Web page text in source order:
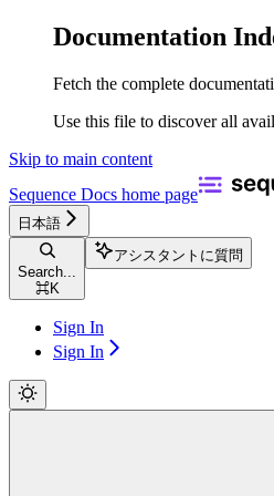
Documentation
Fetch the complete
Use this file to discover all
Skip to main content
Sequence Docs home page
日本語
Search...
⌘K
アシスタントに質問
Sign In
Sign In